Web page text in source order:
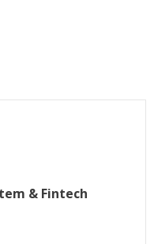
& Fintech